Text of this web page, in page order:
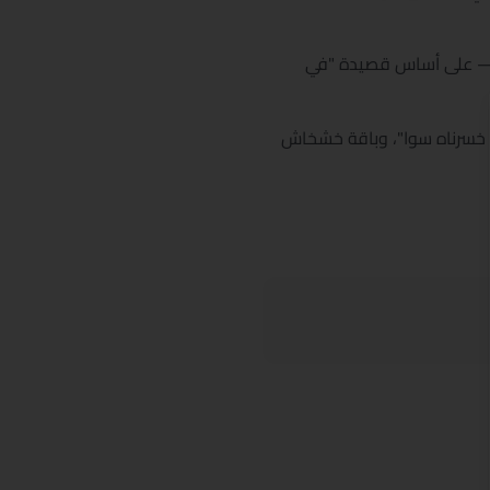
— على أساس قصيدة "في
خسرناه سوا"، وباقة خشخاش